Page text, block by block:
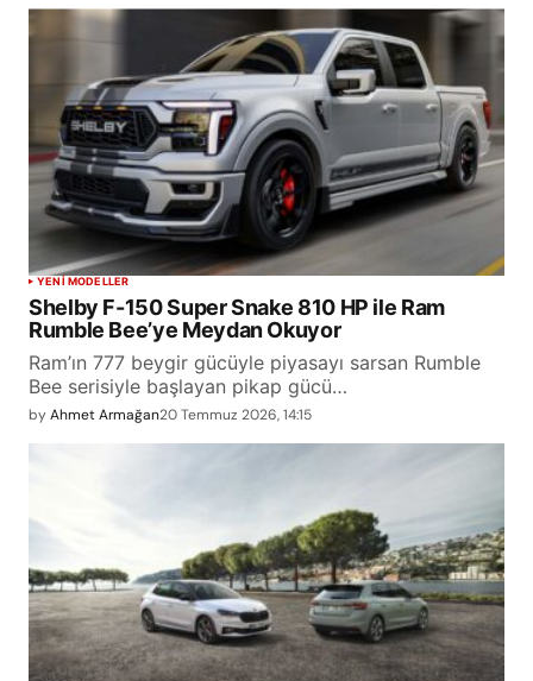
YENİ MODELLER
Shelby F-150 Super Snake 810 HP ile Ram
Rumble Bee’ye Meydan Okuyor
Ram’ın 777 beygir gücüyle piyasayı sarsan Rumble
Bee serisiyle başlayan pikap gücü…
byAhmet Armağan20 Temmuz 2026, 14:15